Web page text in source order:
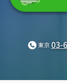
東京03-